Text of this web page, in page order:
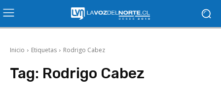
Inicio Etiquetas Rodrigo Cabez
Tag: Rodrigo Cabez